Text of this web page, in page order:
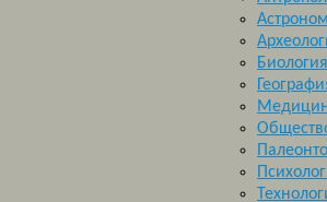
Биология